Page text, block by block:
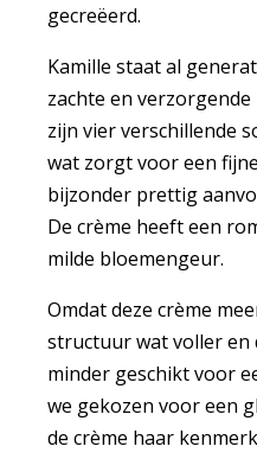
gecreëerd.
Kamille staat al
zachte en
zijn vier verschillende
wat zorgt voor een
bijzonder prettig
De crème heeft een
milde bloemengeur.
Omdat deze crème
structuur wat voller en
minder geschikt voor
we gekozen voor een
de crème haar